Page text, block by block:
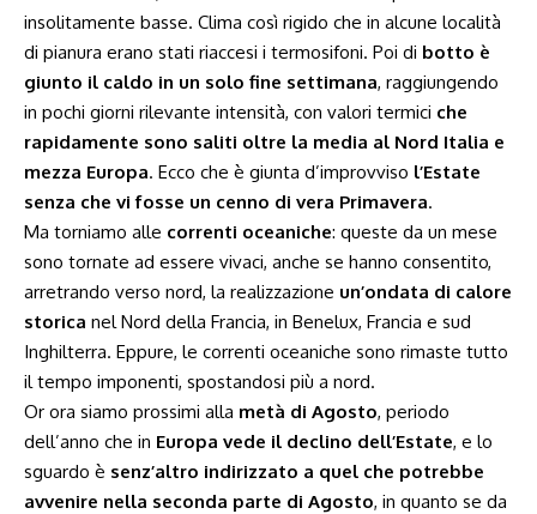
insolitamente basse. Clima così rigido che in alcune località
di pianura erano stati riaccesi i termosifoni. Poi di botto è
giunto il caldo in un solo fine settimana, raggiungendo
in pochi giorni rilevante intensità, con valori termici che
rapidamente sono saliti oltre la media al Nord Italia e
mezza Europa. Ecco che è giunta d’improvviso l’Estate
senza che vi fosse un cenno di vera Primavera.
Ma torniamo alle correnti oceaniche: queste da un mese
sono tornate ad essere vivaci, anche se hanno consentito,
arretrando verso nord, la realizzazione un’ondata di calore
storica nel Nord della Francia, in Benelux, Francia e sud
Inghilterra. Eppure, le correnti oceaniche sono rimaste tutto
il tempo imponenti, spostandosi più a nord.
Or ora siamo prossimi alla metà di Agosto, periodo
dell’anno che in Europa vede il declino dell’Estate, e lo
sguardo è senz’altro indirizzato a quel che potrebbe
avvenire nella seconda parte di Agosto, in quanto se da